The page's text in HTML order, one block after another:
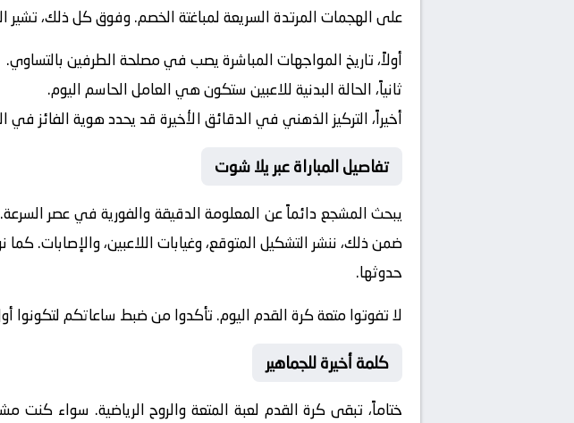
على الهجمات المرتدة السريعة لمباغتة الخصم. وفوق كل ذلك، تشير
أولاً، تاريخ المواجهات المباشرة يصب في مصلحة الطرفين بالتساوي.
ثانياً، الحالة البدنية للاعبين ستكون هي العامل الحاسم اليوم.
أخيراً، التركيز الذهني في الدقائق الأخيرة قد يحدد هوية الفائز في
تفاصيل المباراة عبر يلا شوت
يبحث المشجع دائماً عن المعلومة الدقيقة والفورية في عصر
ضمن ذلك، ننشر التشكيل المتوقع، وغيابات اللاعبين، والإصابات.
حدوثها.
لا تفوتوا متعة كرة القدم اليوم. تأكدوا من ضبط ساعاتكم لتكونوا
كلمة أخيرة للجماهير
ختاماً، تبقى كرة القدم لعبة المتعة والروح الرياضية. سواء كنت